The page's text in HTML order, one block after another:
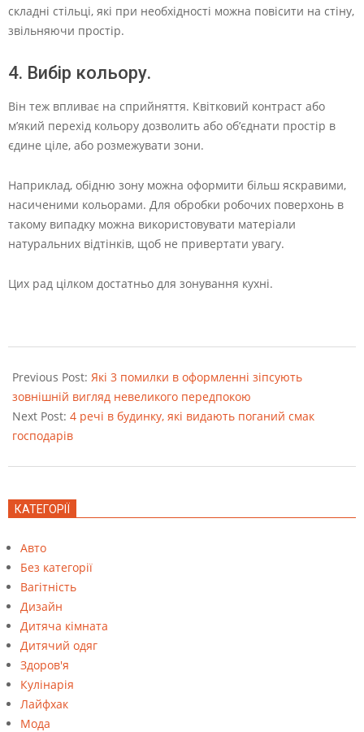
складні стільці, які при необхідності можна повісити на стіну,
звільняючи простір.
4. Вибір кольору.
Він теж впливає на сприйняття. Квітковий контраст або
м’який перехід кольору дозволить або об’єднати простір в
єдине ціле, або розмежувати зони.
Наприклад, обідню зону можна оформити більш яскравими,
насиченими кольорами. Для обробки робочих поверхонь в
такому випадку можна використовувати матеріали
натуральних відтінків, щоб не привертати увагу.
Цих рад цілком достатньо для зонування кухні.
08-
24
Previous Post: Які 3 помилки в оформленні зіпсують
зовнішній вигляд невеликого передпокою
Next Post: 4 речі в будинку, які видають поганий смак
господарів
КАТЕГОРІЇ
Авто
Без категорії
Вагітність
Дизайн
Дитяча кімната
Дитячий одяг
Здоров'я
Кулінарія
Лайфхак
Мода